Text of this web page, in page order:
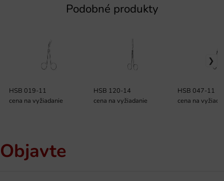
Podobné produkty
HSB 019-11
cena na vyžiadanie
HSB 120-14
cena na vyžiadanie
HSB 047-11
cena na
Objavte